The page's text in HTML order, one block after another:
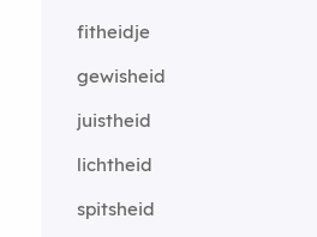
fitheidje
gewisheid
juistheid
lichtheid
spitsheid